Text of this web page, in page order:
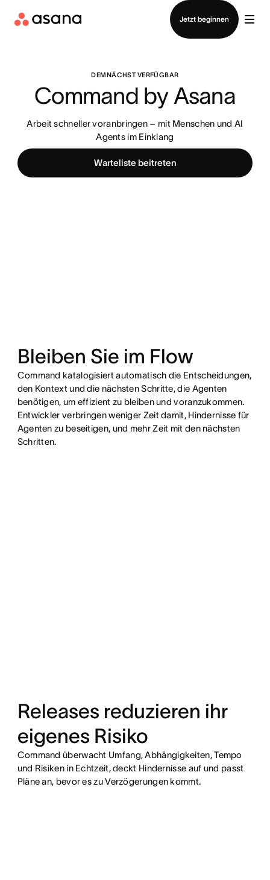
Jetzt beginnen
Vertrieb kontaktieren
DEMNÄCHST VERFÜGBAR
Command by Asana
Arbeit schneller voranbringen – mit Menschen und AI
Agents im Einklang
Warteliste beitreten
Bleiben Sie im Flow
Command katalogisiert automatisch die Entscheidungen,
den Kontext und die nächsten Schritte, die Agenten
benötigen, um effizient zu bleiben und voranzukommen.
Entwickler verbringen weniger Zeit damit, Hindernisse für
Agenten zu beseitigen, und mehr Zeit mit den nächsten
Schritten.
Releases reduzieren ihr
eigenes Risiko
Command überwacht Umfang, Abhängigkeiten, Tempo
und Risiken in Echtzeit, deckt Hindernisse auf und passt
Pläne an, bevor es zu Verzögerungen kommt.